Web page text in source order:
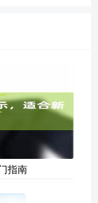
指南